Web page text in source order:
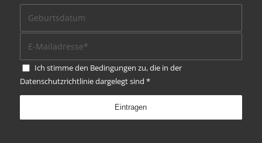
Ich stimme den Bedingungen zu, die in der
Datenschutzrichtliniedargelegt sind *